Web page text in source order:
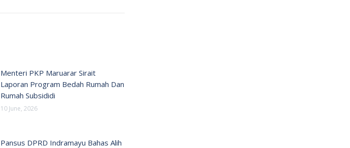
Menteri PKP Maruarar Sirait
Laporan Program Bedah Rumah Dan
Rumah Subsididi
10 June, 2026
Pansus DPRD Indramayu Bahas Alih